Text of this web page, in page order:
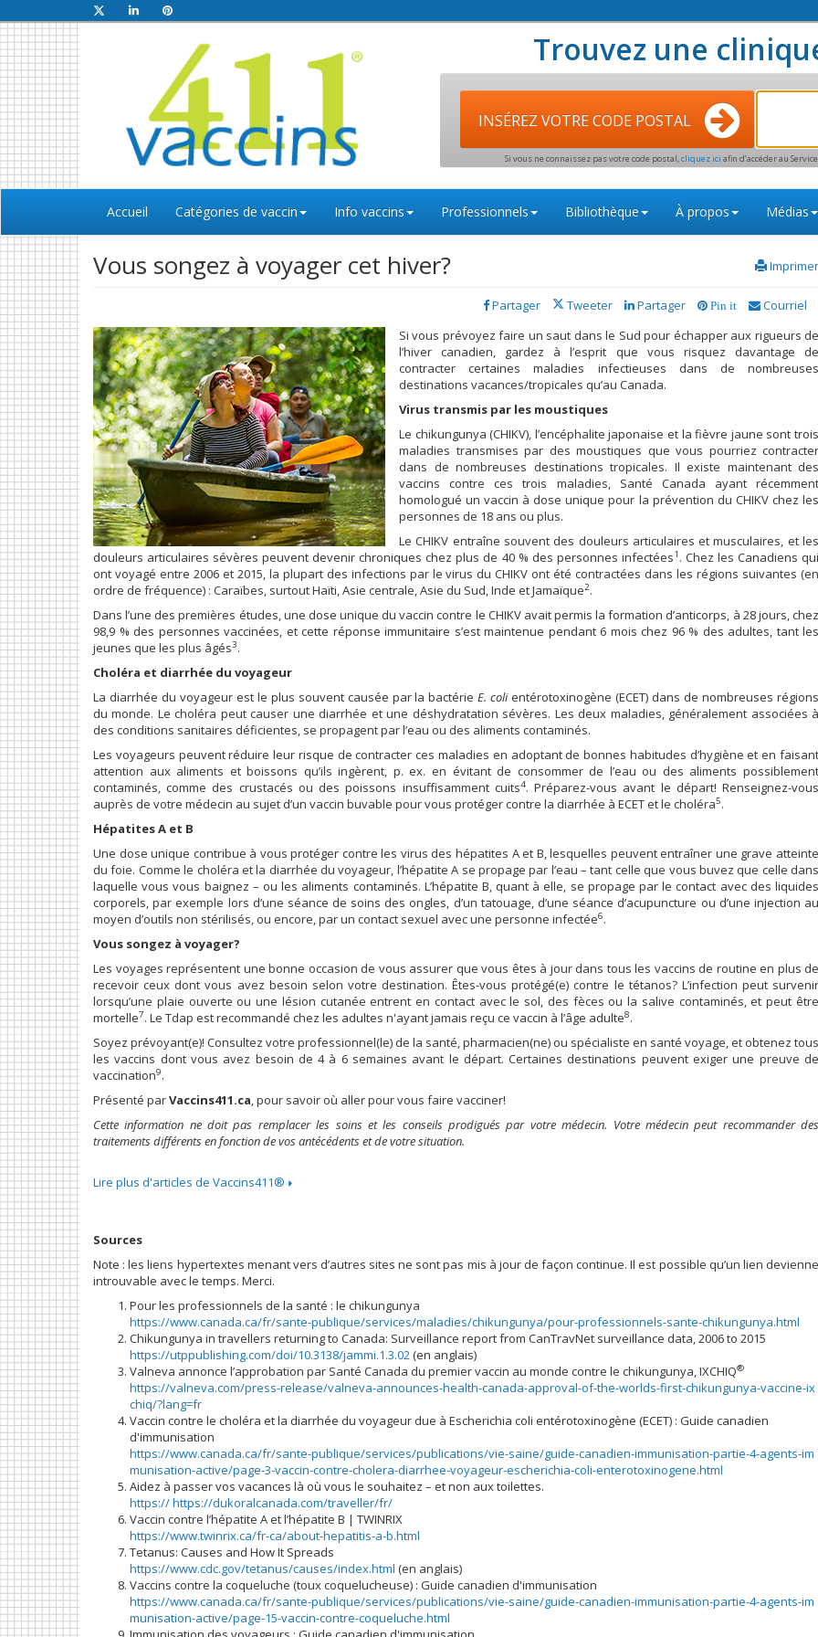
Trouvez une
INSÉREZ VOTRE CODE POSTAL
Si vous ne connaissez pas votre code postal,cliquez iciafin d’accéder au
Accueil Catégories de vaccin Info vaccins Professionnels Bibliothèque À propos Médias
Imprimer
Vous songez à voyager cet hiver?
Courriel
Pin it
Partager
Tweeter
Partager
Si vous prévoyez faire un saut dans le Sud pour échapper aux rigueurs de
l’hiver canadien, gardez à l’esprit que vous risquez davantage de
contracter certaines maladies infectieuses dans de nombreuses
destinations vacances/tropicales qu’au Canada.
Virus transmis par les moustiques
Le chikungunya (CHIKV), l’encéphalite japonaise et la fièvre jaune sont trois
maladies transmises par des moustiques que vous pourriez contracter
dans de nombreuses destinations tropicales. Il existe maintenant des
vaccins contre ces trois maladies, Santé Canada ayant récemment
homologué un vaccin à dose unique pour la prévention du CHIKV chez les
personnes de 18 ans ou plus.
Le CHIKV entraîne souvent des douleurs articulaires et musculaires, et les
douleurs articulaires sévères peuvent devenir chroniques chez plus de 40 % des personnes infectées1 . Chez les Canadiens qui
ont voyagé entre 2006 et 2015, la plupart des infections par le virus du CHIKV ont été contractées dans les régions suivantes (en
ordre de fréquence) : Caraïbes, surtout Haïti, Asie centrale, Asie du Sud, Inde et Jamaïque2.
Dans l’une des premières études, une dose unique du vaccin contre le CHIKV avait permis la formation d’anticorps, à 28 jours, chez
98,9 % des personnes vaccinées, et cette réponse immunitaire s’est maintenue pendant 6 mois chez 96 % des adultes, tant les
jeunes que les plus âgés3.
Choléra et diarrhée du voyageur
La diarrhée du voyageur est le plus souvent causée par la bactérieE. colientérotoxinogène (ECET) dans de nombreuses régions
du monde. Le choléra peut causer une diarrhée et une déshydratation sévères. Les deux maladies, généralement associées à
des conditions sanitaires déficientes, se propagent par l’eau ou des aliments contaminés.
Les voyageurs peuvent réduire leur risque de contracter ces maladies en adoptant de bonnes habitudes d’hygiène et en faisant
attention aux aliments et boissons qu’ils ingèrent, p. ex. en évitant de consommer de l’eau ou des aliments possiblement
contaminés, comme des crustacés ou des poissons insuffisamment cuits4. Préparez-vous avant le départ! Renseignez-vous
auprès de votre médecin au sujet d’un vaccin buvable pour vous protéger contre la diarrhée à ECET et le choléra5.
Hépatites A et B
Une dose unique contribue à vous protéger contre les virus des hépatites A et B, lesquelles peuvent entraîner une grave atteinte
du foie. Comme le choléra et la diarrhée du voyageur, l’hépatite A se propage par l’eau – tant celle que vous buvez que celle dans
laquelle vous vous baignez – ou les aliments contaminés. L’hépatite B, quant à elle, se propage par le contact avec des liquides
corporels, par exemple lors d’une séance de soins des ongles, d’un tatouage, d’une séance d’acupuncture ou d’une injection au
moyen d’outils non stérilisés, ou encore, par un contact sexuel avec une personne infectée6.
Vous songez à voyager?
Les voyages représentent une bonne occasion de vous assurer que vous êtes à jour dans tous les vaccins de routine en plus de
recevoir ceux dont vous avez besoin selon votre destination. Êtes-vous protégé(e) contre le tétanos? L’infection peut survenir
lorsqu’une plaie ouverte ou une lésion cutanée entrent en contact avec le sol, des fèces ou la salive contaminés, et peut être
mortelle7. Le Tdap est recommandé chez les adultes n'ayant jamais reçu ce vaccin à l’âge adulte8.
Soyez prévoyant(e)! Consultez votre professionnel(le) de la santé, pharmacien(ne) ou spécialiste en santé voyage, et obtenez tous
les vaccins dont vous avez besoin de 4 à 6 semaines avant le départ. Certaines destinations peuvent exiger une preuve de
vaccination9.
Présenté parVaccins411.ca, pour savoir où aller pour vous faire vacciner!
Cette information ne doit pas remplacer les soins et les conseils prodigués par votre médecin. Votre médecin peut recommander des
traitements différents en fonction de vos antécédents et de votre situation.
Lire plus d'articles de Vaccins411®
Sources
Note : les liens hypertextes menant vers d’autres sites ne sont pas mis à jour de façon continue. Il est possible qu’un lien devienne
introuvable avec le temps. Merci.
Pour les professionnels de la santé : le chikungunya
https://www.canada.ca/fr/sante-publique/services/maladies/chikungunya/pour-professionnels-sante-chikungunya.html
Chikungunya in travellers returning to Canada: Surveillance report from CanTravNet surveillance data, 2006 to 2015
https://utppublishing.com/doi/10.3138/jammi.1.3.02(en anglais)
Valneva annonce l’approbation par Santé Canada du premier vaccin au monde contre le chikungunya, IXCHIQ®
https://valneva.com/press-release/valneva-announces-health-canada-approval-of-the-worlds-first-chikungunya-vaccine-ix
chiq/?lang=fr
Vaccin contre le choléra et la diarrhée du voyageur due à Escherichia coli entérotoxinogène (ECET) : Guide canadien
d'immunisation
https://www.canada.ca/fr/sante-publique/services/publications/vie-saine/guide-canadien-immunisation-partie-4-agents-im
munisation-active/page-3-vaccin-contre-cholera-diarrhee-voyageur-escherichia-coli-enterotoxinogene.html
Aidez à passer vos vacances là où vous le souhaitez – et non aux toilettes.
https:// https://dukoralcanada.com/traveller/fr/
Vaccin contre l’hépatite A et l’hépatite B | TWINRIX
https://www.twinrix.ca/fr-ca/about-hepatitis-a-b.html
Tetanus: Causes and How It Spreads
https://www.cdc.gov/tetanus/causes/index.html (en anglais)
Vaccins contre la coqueluche (toux coquelucheuse) : Guide canadien d'immunisation
https://www.canada.ca/fr/sante-publique/services/publications/vie-saine/guide-canadien-immunisation-partie-4-agents-im
munisation-active/page-15-vaccin-contre-coqueluche.html